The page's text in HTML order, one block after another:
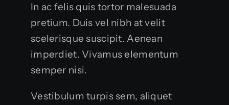
In ac felis quis tortor malesuada
pretium. Duis vel nibh at velit
scelerisque suscipit. Aenean
imperdiet. Vivamus elementum
semper nisi.
Vestibulum turpis sem, aliquet